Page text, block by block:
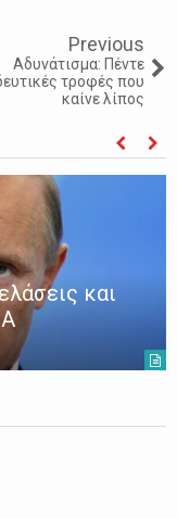
Previous
Αδυνάτισμα: Πέντε
τροφές που
καίνε λίπος
και